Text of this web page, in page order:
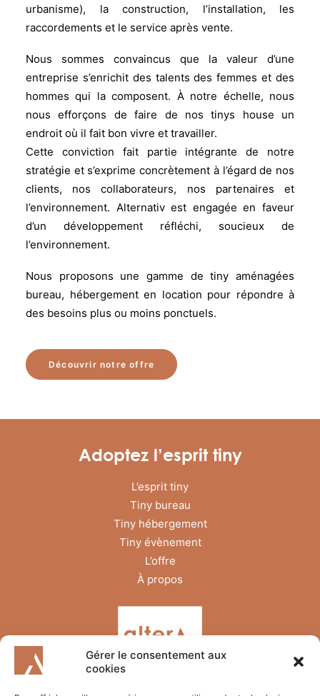
Gérer le consentement aux
cookies
urbanisme), la construction, l’installation, les
raccordements et le service après vente.
Nous sommes convaincus que la valeur d’une
entreprise s’enrichit des talents des femmes et des
hommes qui la composent. À notre échelle, nous
nous efforçons de faire de nos tinys house un
endroit où il fait bon vivre et travailler.
Cette conviction fait partie intégrante de notre
stratégie et s’exprime concrètement à l’égard de nos
clients, nos collaborateurs, nos partenaires et
l’environnement. Alternativ est engagée en faveur
d’un développement réfléchi, soucieux de
l’environnement.
Nous proposons une gamme de tiny aménagées
bureau, hébergement en location pour répondre à
des besoins plus ou moins ponctuels.
Découvrir notre offre
Adoptez l’esprit tiny
L’esprit tiny
Tiny bureau
Tiny hébergement
Tiny évènement
L’offre
À propos